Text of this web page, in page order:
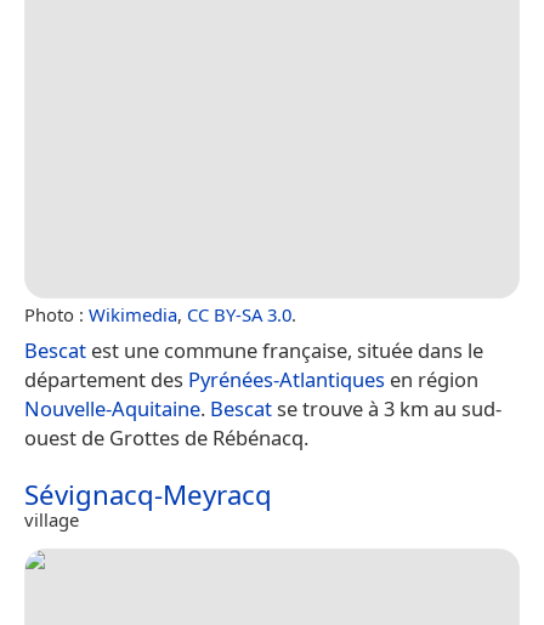
Photo : Wikimedia, CC BY-SA 3.0.
Bescat est une commune française, située dans le
département des Pyrénées-Atlantiques en région
Nouvelle-Aquitaine. Bescatse trouve à 3 km au sud-
ouest de Grottes de Rébénacq.
Sévignacq-Meyracq
village